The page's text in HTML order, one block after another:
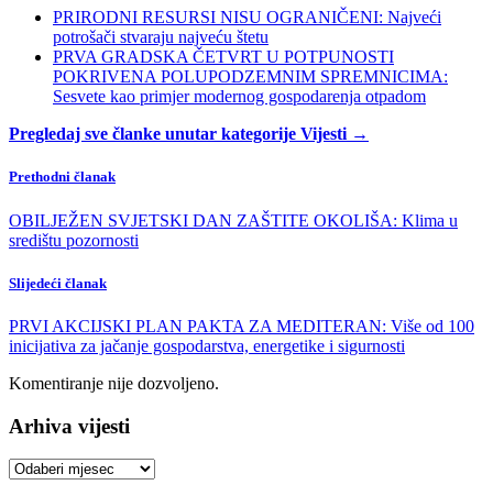
PRIRODNI RESURSI NISU OGRANIČENI: Najveći
potrošači stvaraju najveću štetu
PRVA GRADSKA ČETVRT U POTPUNOSTI
POKRIVENA POLUPODZEMNIM SPREMNICIMA:
Sesvete kao primjer modernog gospodarenja otpadom
Pregledaj sve članke unutar kategorije Vijesti →
Prethodni članak
OBILJEŽEN SVJETSKI DAN ZAŠTITE OKOLIŠA: Klima u
središtu pozornosti
Slijedeći članak
PRVI AKCIJSKI PLAN PAKTA ZA MEDITERAN: Više od 100
inicijativa za jačanje gospodarstva, energetike i sigurnosti
Komentiranje nije dozvoljeno.
Arhiva vijesti
Arhiva